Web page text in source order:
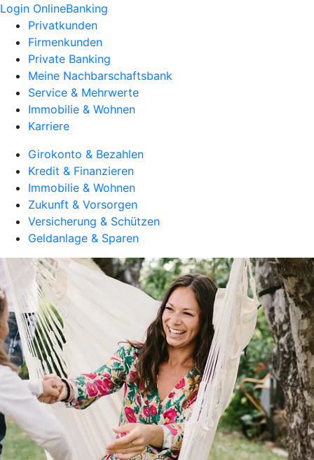
Login OnlineBanking
Privatkunden
Firmenkunden
Private Banking
Meine Nachbarschaftsbank
Service & Mehrwerte
Immobilie & Wohnen
Karriere
Girokonto & Bezahlen
Kredit & Finanzieren
Immobilie & Wohnen
Zukunft & Vorsorgen
Versicherung & Schützen
Geldanlage & Sparen